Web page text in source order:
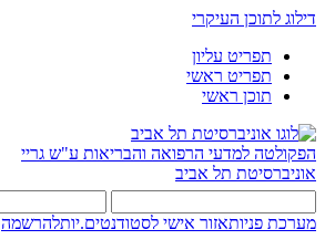
דילוג לתוכן העיקרי
תפריט עליון
תפריט ראשי
תוכן ראשי
הפקולטה למדעי הרפואה והבריאות ע"ש גריי
אוניברסיטת תל אביב
מערכת פניותאזור אישי לסטודנטים.יותלהרשמה